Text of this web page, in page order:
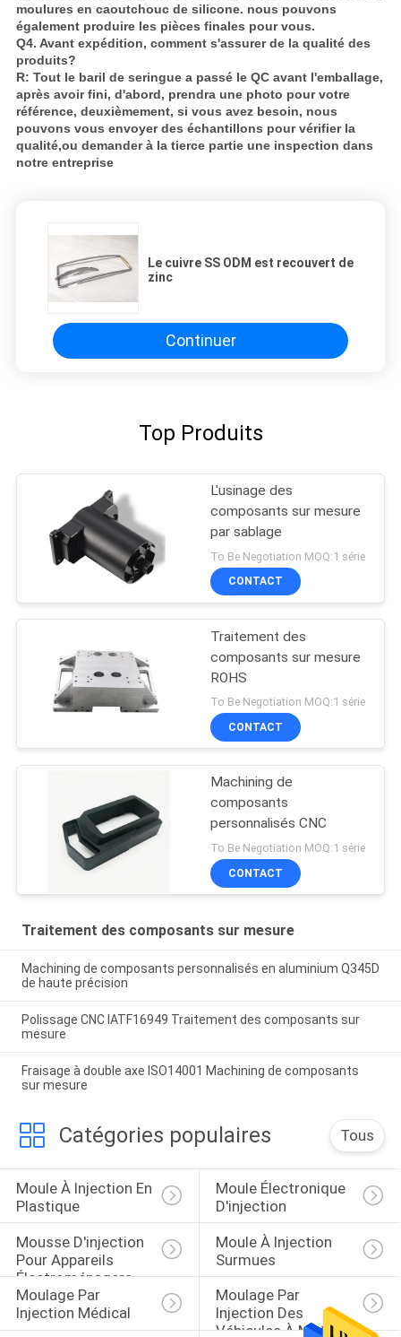
moulures en caoutchouc de silicone. nous pouvons
également produire les pièces finales pour vous.
Q4. Avant expédition, comment s'assurer de la qualité des
produits?
R: Tout le baril de seringue a passé le QC avant l'emballage,
après avoir fini, d'abord, prendra une photo pour votre
référence, deuxièmement, si vous avez besoin, nous
pouvons vous envoyer des échantillons pour vérifier la
qualité,ou demander à la tierce partie une inspection dans
notre entreprise
Le cuivre SS ODM est recouvert de
zinc
Continuer
Top Produits
L'usinage des
composants sur mesure
par sablage
To Be Negotiation MOQ:1 série
CONTACT
Traitement des
composants sur mesure
ROHS
To Be Negotiation MOQ:1 série
CONTACT
Machining de
composants
personnalisés CNC
To Be Negotiation MOQ:1 série
CONTACT
Traitement des composants sur mesure
Machining de composants personnalisés en aluminium Q345D
de haute précision
Polissage CNC IATF16949 Traitement des composants sur
mesure
Fraisage à double axe ISO14001 Machining de composants
sur mesure
Catégories populaires Tous
Moule À Injection En
Plastique
Moule Électronique
D'injection
Mousse D'injection
Pour Appareils
Électroménagers
Moule À Injection
Surmues
Moulage Par
Injection Médical
Moulage Par
Injection Des
Véhicules À Moteur